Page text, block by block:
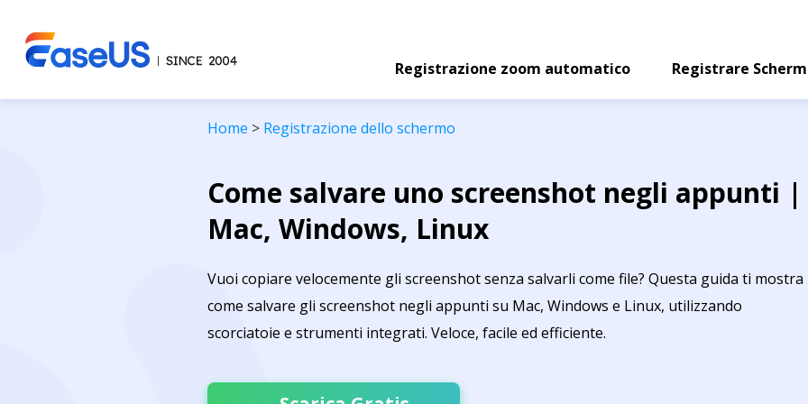
Registrazione zoom automatico Registrare
Home > Registrazione dello schermo
Come salvare uno screenshot negli appunti |
Mac, Windows, Linux
Vuoi copiare velocemente gli screenshot senza salvarli come file? Questa guida ti mostra
come salvare gli screenshot negli appunti su Mac, Windows e Linux, utilizzando
scorciatoie e strumenti integrati. Veloce, facile ed efficiente.